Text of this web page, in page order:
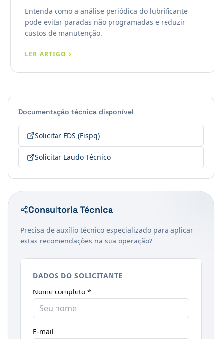
Entenda como a análise periódica do lubrificante
pode evitar paradas não programadas e reduzir
custos de manutenção.
LER ARTIGO
Documentação técnica disponível
Solicitar FDS (Fispq)
Solicitar Laudo Técnico
Consultoria Técnica
Precisa de auxílio técnico especializado para aplicar
estas recomendações na sua operação?
DADOS DO SOLICITANTE
Nome completo *
E-mail